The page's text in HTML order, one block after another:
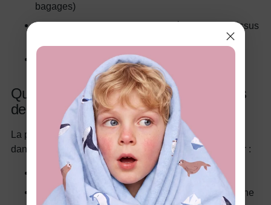
bagages)
Jeu dans la neige quand combinées avec des tissus
Dépôts à l'école et temps au terrain de jeu
Quand les Tenues en Polaire Font Plus
de Sens
La polaire fournit une chaleur respirante qui fonctionne
dans plus de situations que vous ne pourriez l'imaginer :
Chaleur intérieure et confort quotidien
Superposition sous les vestes extérieures pour une